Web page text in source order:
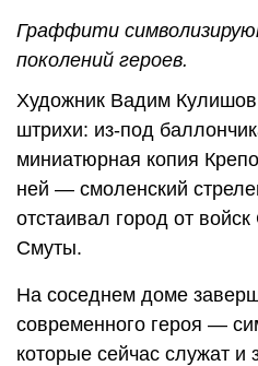
Граффити
поколений героев.
Художник Вадим
штрихи: из-под
миниатюрная копия
ней — смоленский
отстаивал город от
Смуты.
На соседнем доме
современного героя —
которые сейчас служат